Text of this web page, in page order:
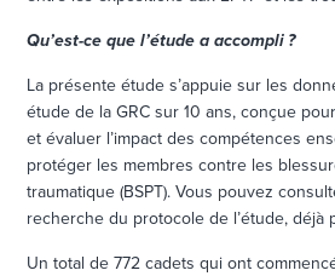
Qu’est-ce que l’étude a accompli ?
La présente étude s’appuie sur les
étude de la GRC sur 10 ans, conçue
et évaluer l’impact des compétences
protéger les membres contre les
traumatique (BSPT). Vous pouvez
recherche du protocole de l’étude, déjà
Un total de 772 cadets qui ont